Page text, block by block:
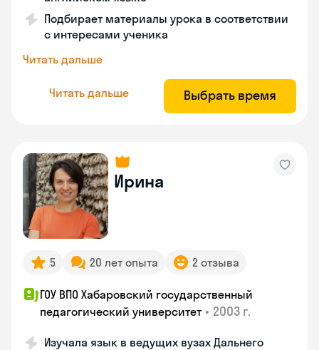
Подбирает материалы урока в соответствии
с интересами ученика
Читать дальше
Читать дальше Выбрать время
Ирина
5 20 лет опыта 2 отзыва
ГОУ ВПО Хабаровский государственный
педагогический университет • 2003 г.
Изучала язык в ведущих вузах Дальнего